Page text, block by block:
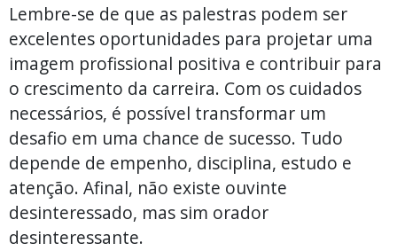
Lembre-se de que as palestras podem ser
excelentes oportunidades para projetar uma
imagem profissional positiva e contribuir para
o crescimento da carreira. Com os cuidados
necessários, é possível transformar um
desafio em uma chance de sucesso. Tudo
depende de empenho, disciplina, estudo e
atenção. Afinal, não existe ouvinte
desinteressado, mas sim orador
desinteressante.